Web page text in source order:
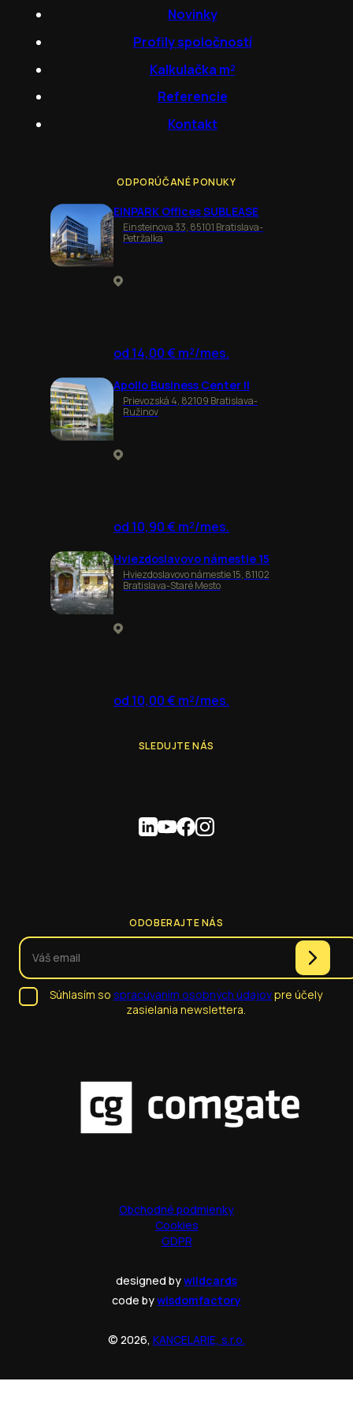
Novinky
Profily spoločností
Kalkulačka m²
Referencie
Kontakt
ODPORÚČANÉ PONUKY
EINPARK Offices SUBLEASE
Einsteinova 33, 85101 Bratislava-
Petržalka
od 14,00 € m²/mes.
Apollo Business Center II
Prievozská 4, 82109 Bratislava-
Ružinov
od 10,90 € m²/mes.
Hviezdoslavovo námestie 15
Hviezdoslavovo námestie 15, 81102
Bratislava-Staré Mesto
od 10,00 € m²/mes.
SLEDUJTE NÁS
ODOBERAJTE NÁS
Súhlasím so spracúvaním osobných údajovpre účely
zasielania newslettera.
Obchodné podmienky
Cookies
GDPR
designed bywildcards
code bywisdomfactory
© 2026, KANCELARIE, s.r.o.